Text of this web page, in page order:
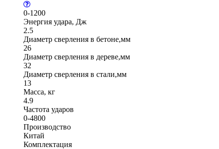
0-1200
Энергия удара, Дж
2.5
Диаметр сверления в бетоне,мм
26
Диаметр сверления в дереве,мм
32
Диаметр сверления в стали,мм
13
Масса, кг
4.9
Частота ударов
0-4800
Производство
Китай
Комплектация